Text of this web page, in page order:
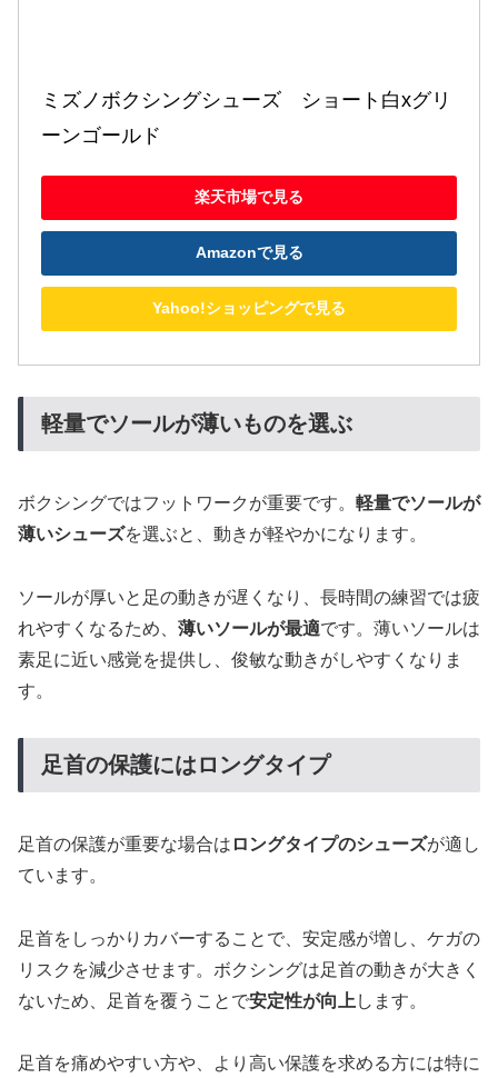
ミズノボクシングシューズ　ショート白xグリ
ーンゴールド
楽天市場で見る
Amazonで見る
Yahoo!ショッピングで見る
軽量でソールが薄いものを選ぶ
ボクシングではフットワークが重要です。 軽量でソールが
薄いシューズを選ぶと、動きが軽やかになります。
ソールが厚いと足の動きが遅くなり、長時間の練習では疲
れやすくなるため、 薄いソールが最適です。薄いソールは
素足に近い感覚を提供し、俊敏な動きがしやすくなりま
す。
足首の保護にはロングタイプ
足首の保護が重要な場合は ロングタイプのシューズが適し
ています。
足首をしっかりカバーすることで、安定感が増し、ケガの
リスクを減少させます。ボクシングは足首の動きが大きく
ないため、足首を覆うことで安定性が向上 します。
足首を痛めやすい方や、より高い保護を求める方には特に